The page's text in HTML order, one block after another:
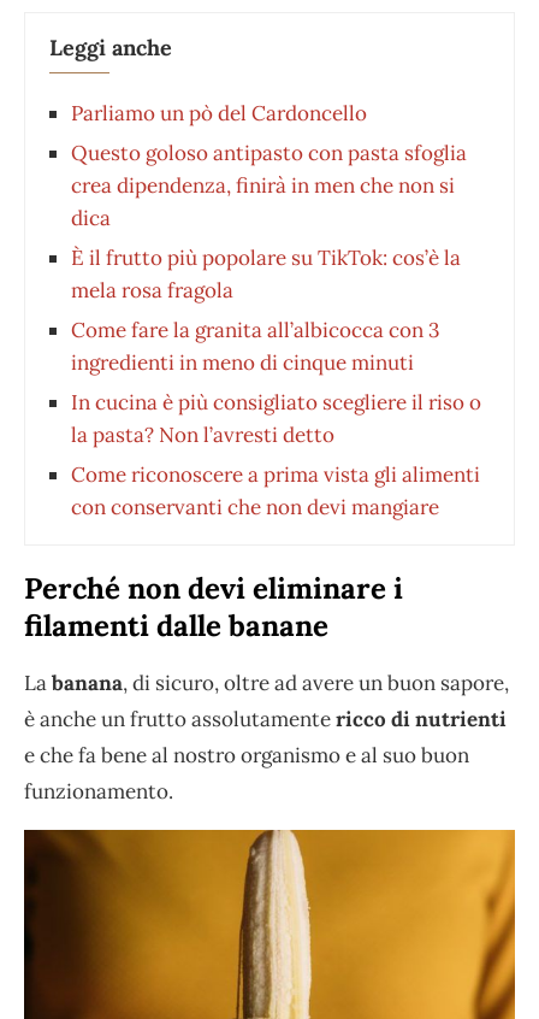
Leggi anche
Parliamo un pò del Cardoncello
Questo goloso antipasto con pasta sfoglia
crea dipendenza, finirà in men che non si
dica
È il frutto più popolare su TikTok: cos’è la
mela rosa fragola
Come fare la granita all’albicocca con 3
ingredienti in meno di cinque minuti
In cucina è più consigliato scegliere il riso o
la pasta? Non l’avresti detto
Come riconoscere a prima vista gli alimenti
con conservanti che non devi mangiare
Perché non devi eliminare i
filamenti dalle banane
Labanana, di sicuro, oltre ad avere un buon sapore,
è anche un frutto assolutamentericco di nutrienti
e che fa bene al nostro organismo e al suo buon
funzionamento.